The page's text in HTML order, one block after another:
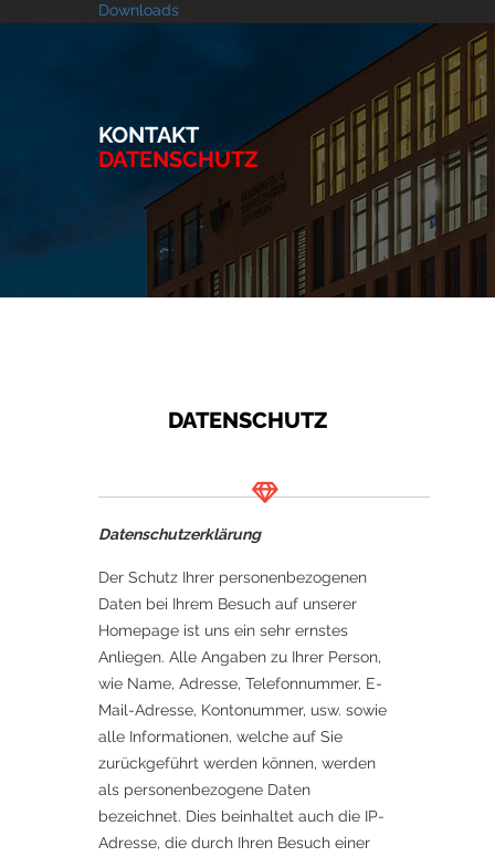
Downloads
KONTAKT
DATENSCHUTZ
DATENSCHUTZ
Datenschutzerklärung
Der Schutz Ihrer personenbezogenen
Daten bei Ihrem Besuch auf unserer
Homepage ist uns ein sehr ernstes
Anliegen. Alle Angaben zu Ihrer Person,
wie Name, Adresse, Telefonnummer, E-
Mail-Adresse, Kontonummer, usw. sowie
alle Informationen, welche auf Sie
zurückgeführt werden können, werden
als personenbezogene Daten
bezeichnet. Dies beinhaltet auch die IP-
Adresse, die durch Ihren Besuch einer